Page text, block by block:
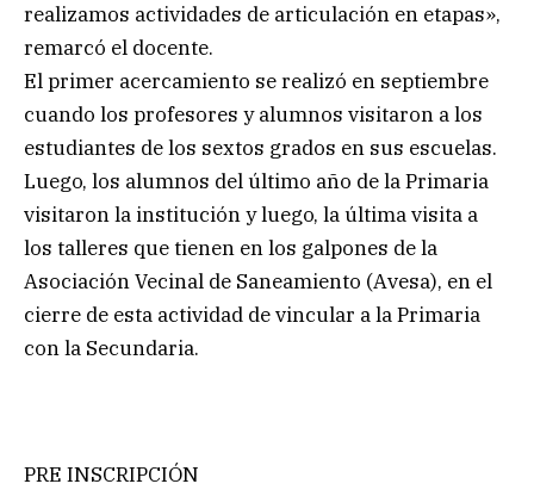
realizamos actividades de articulación en etapas»,
remarcó el docente.
El primer acercamiento se realizó en septiembre
cuando los profesores y alumnos visitaron a los
estudiantes de los sextos grados en sus escuelas.
Luego, los alumnos del último año de la Primaria
visitaron la institución y luego, la última visita a
los talleres que tienen en los galpones de la
Asociación Vecinal de Saneamiento (Avesa), en el
cierre de esta actividad de vincular a la Primaria
con la Secundaria.
PRE INSCRIPCIÓN